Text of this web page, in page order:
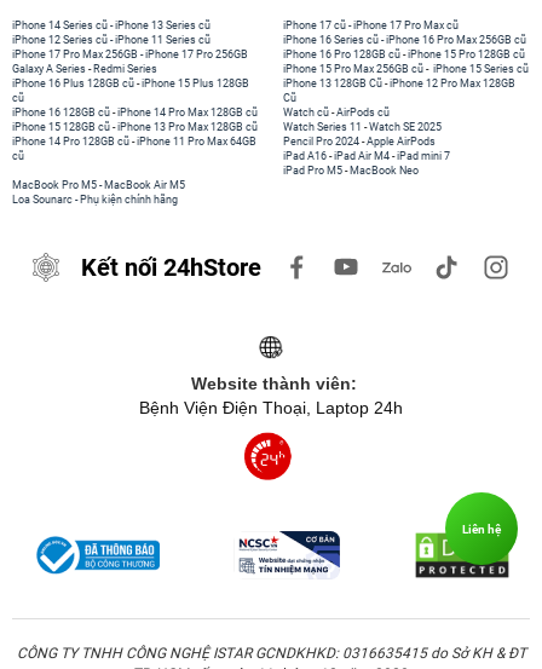
iPhone 14 Series cũ -iPhone 13 Series cũ
iPhone 12 Series cũ -iPhone 11 Series cũ
iPhone 17 Pro Max 256GB -iPhone 17 Pro 256GB
Galaxy A Series - Redmi Series
iPhone 17 cũ -iPhone 17 Pro Max cũ
iPhone 16 Series cũ - iPhone 16 Pro Max 256GB cũ
iPhone 16 Pro 128GB cũ -iPhone 15 Pro 128GB cũ
iPhone 15 Pro Max 256GB cũ - iPhone 15 Series cũ
iPhone 16 Plus 128GB cũ -iPhone 15 Plus 128GB
cũ
iPhone 16 128GB cũ -iPhone 14 Pro Max 128GB cũ
iPhone 15 128GB cũ -iPhone 13 Pro Max 128GB cũ
iPhone 14 Pro 128GB cũ -iPhone 11 Pro Max 64GB
cũ
iPhone 13 128GB Cũ -iPhone 12 Pro Max 128GB
Cũ
Watch cũ -AirPods cũ
Watch Series 11 -Watch SE 2025
Pencil Pro 2024 -Apple AirPods
iPad A16 -iPad Air M4 -iPad mini 7
iPad Pro M5 - MacBook Neo
MacBook Pro M5 - MacBook Air M5
Loa Sounarc - Phụ kiện chính hãng
Kết nối 24hStore
Website thành viên:
Bệnh Viện Điện Thoại, Laptop 24h
CÔNG TY TNHH CÔNG NGHỆ ISTAR GCNDKHKD: 0316635415 do Sở KH & ĐT
Liên hệ